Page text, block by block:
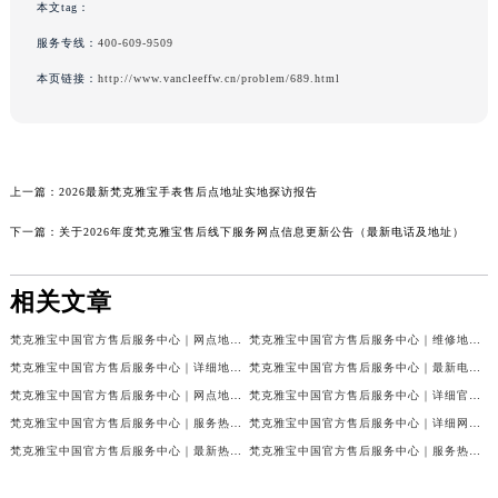
本文tag：
服务专线： 400-609-9509
本页链接： http://www.vancleeffw.cn/problem/689.html
上一篇： 2026最新梵克雅宝手表售后点地址实地探访报告
下一篇： 关于2026年度梵克雅宝售后线下服务网点信息更新公告（最新电话及地址）
相关文章